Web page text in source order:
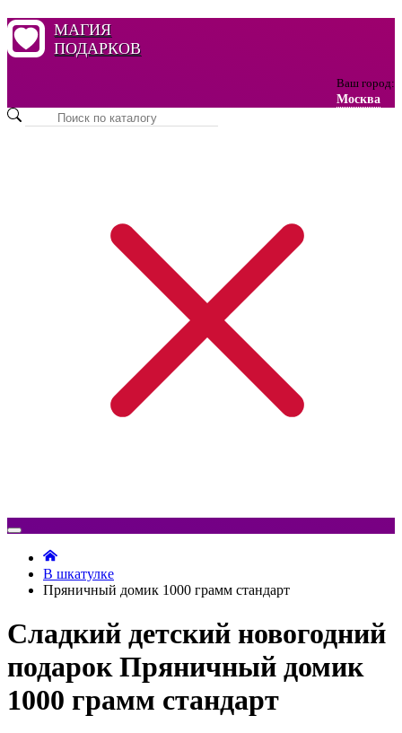
МАГИЯ
ПОДАРКОВ
Ваш город:
Москва
В шкатулке
Пряничный домик 1000 грамм стандарт
Сладкий детский новогодний
подарок Пряничный домик
1000 грамм стандарт